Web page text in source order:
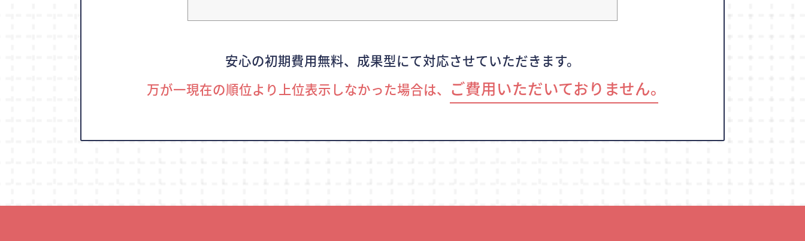
安心の初期費用無料、成果型にて対応させていただきます。
万が一現在の順位より上位表示しなかった場合は、 ご費用いただいておりません｡